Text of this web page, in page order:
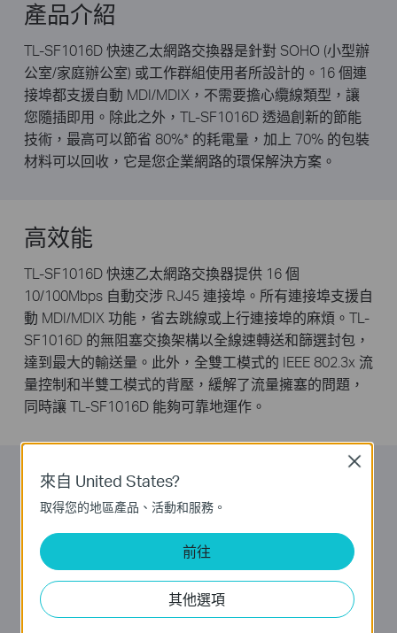
產品介紹
TL-SF1016D 快速乙太網路交換器是針對 SOHO (小型辦
公室/家庭辦公室) 或工作群組使用者所設計的。16 個連
接埠都支援自動 MDI/MDIX，不需要擔心纜線類型，讓
您隨插即用。除此之外，TL-SF1016D 透過創新的節能
技術，最高可以節省 80%* 的耗電量，加上 70% 的包裝
材料可以回收，它是您企業網路的環保解決方案。
高效能
TL-SF1016D 快速乙太網路交換器提供 16 個
10/100Mbps 自動交涉 RJ45 連接埠。所有連接埠支援自
動 MDI/MDIX 功能，省去跳線或上行連接埠的麻煩。TL-
SF1016D 的無阻塞交換架構以全線速轉送和篩選封包，
達到最大的輸送量。此外，全雙工模式的 IEEE 802.3x 流
量控制和半雙工模式的背壓，緩解了流量擁塞的問題，
同時讓 TL-SF1016D 能夠可靠地運作。
TP-LINK 綠色技術
新一代的 TL-SF1016D 快速乙太網路交換器具備最新的
創新節能技術，能夠以更少的電力大幅擴展您的網路功
能。它會依照連線狀態和纜線長度自動調整耗電量，以
限制網路的碳足跡。
它也符合歐盟的 RoHS 標準，禁止使用某些有害材料。
來自 United States?
取得您的地區產品、活動和服務。
前往
其他選項
Close